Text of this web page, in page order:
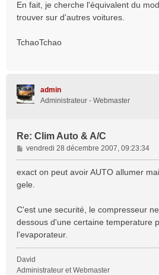
En fait, je cherche l'équivalent du
trouver sur d'autres voitures.
TchaoTchao
admin
Administrateur - Webmaster
Re: Clim Auto & A/C
M
e
s
s
a
e
vendredi 28 décembre 2007, 09:23:34
exact on peut avoir AUTO allumer
gele.
C'est une securité, le compresseur
dessous d'une certaine temperature
l'evaporateur.
David
Administrateur et Webmaster